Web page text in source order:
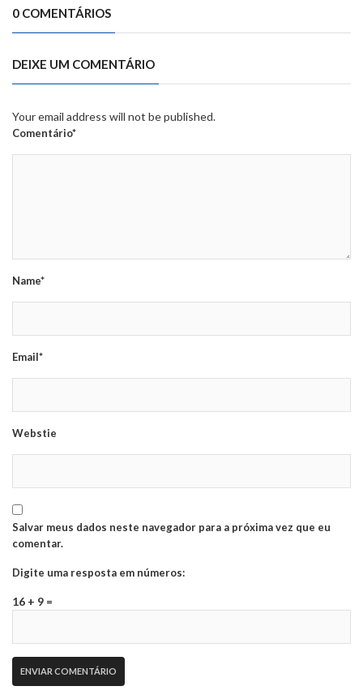
0 COMENTÁRIOS
DEIXE UM COMENTÁRIO
Your email address will not be published.
Comentário*
Name*
Email*
Webstie
Salvar meus dados neste navegador para a próxima vez que eu
comentar.
Digite uma resposta em números:
16 + 9 =